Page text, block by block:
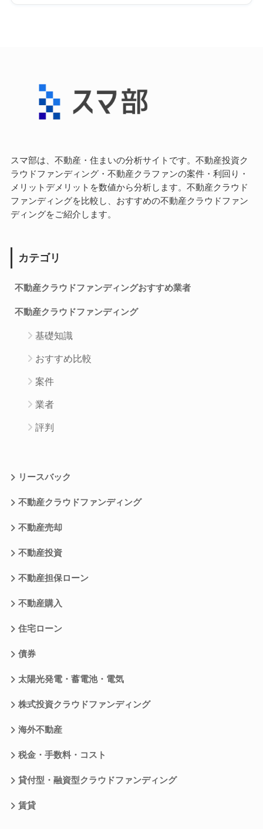
スマ部は、不動産・住まいの分析サイトです。不動産投資ク
ラウドファンディング・不動産クラファンの案件・利回り・
メリットデメリットを数値から分析します。不動産クラウド
ファンディングを比較し、おすすめの不動産クラウドファン
ディングをご紹介します。
カテゴリ
不動産クラウドファンディングおすすめ業者
不動産クラウドファンディング
基礎知識
おすすめ比較
案件
業者
評判
リースバック
不動産クラウドファンディング
不動産売却
不動産投資
不動産担保ローン
不動産購入
住宅ローン
債券
太陽光発電・蓄電池・電気
株式投資クラウドファンディング
海外不動産
税金・手数料・コスト
貸付型・融資型クラウドファンディング
賃貸